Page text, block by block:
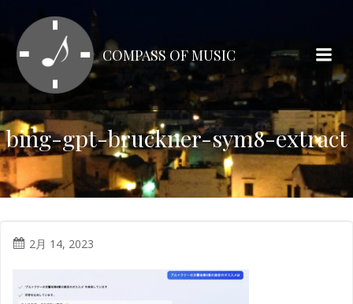
テ
ン
ツ
ス
キ
ッ
プ
COMPASS OF MUSIC
bing-gpt-bruckner-sym8-extract
2月 14, 2023